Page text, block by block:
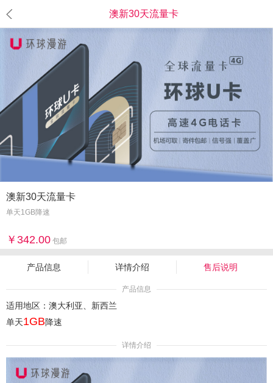
澳新30天流量卡
澳新30天流量卡
单天1GB降速
342.00 包邮
产品信息 详情介绍 售后说明
产品信息
适用地区：澳大利亚、新西兰
单天1GB降速
详情介绍